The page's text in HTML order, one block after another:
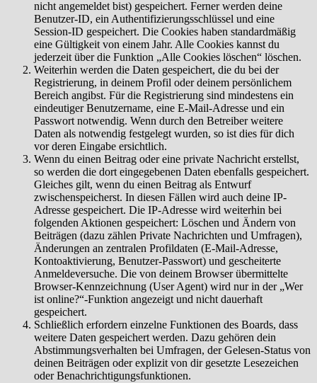
nicht angemeldet bist) gespeichert. Ferner werden deine
Benutzer-ID, ein Authentifizierungsschlüssel und eine
Session-ID gespeichert. Die Cookies haben standardmäßig
eine Gültigkeit von einem Jahr. Alle Cookies kannst du
jederzeit über die Funktion „Alle Cookies löschen“ löschen.
Weiterhin werden die Daten gespeichert, die du bei der
Registrierung, in deinem Profil oder deinem persönlichem
Bereich angibst. Für die Registrierung sind mindestens ein
eindeutiger Benutzername, eine E-Mail-Adresse und ein
Passwort notwendig. Wenn durch den Betreiber weitere
Daten als notwendig festgelegt wurden, so ist dies für dich
vor deren Eingabe ersichtlich.
Wenn du einen Beitrag oder eine private Nachricht erstellst,
so werden die dort eingegebenen Daten ebenfalls gespeichert.
Gleiches gilt, wenn du einen Beitrag als Entwurf
zwischenspeicherst. In diesen Fällen wird auch deine IP-
Adresse gespeichert. Die IP-Adresse wird weiterhin bei
folgenden Aktionen gespeichert: Löschen und Ändern von
Beiträgen (dazu zählen Private Nachrichten und Umfragen),
Änderungen an zentralen Profildaten (E-Mail-Adresse,
Kontoaktivierung, Benutzer-Passwort) und gescheiterte
Anmeldeversuche. Die von deinem Browser übermittelte
Browser-Kennzeichnung (User Agent) wird nur in der „Wer
ist online?“-Funktion angezeigt und nicht dauerhaft
gespeichert.
Schließlich erfordern einzelne Funktionen des Boards, dass
weitere Daten gespeichert werden. Dazu gehören dein
Abstimmungsverhalten bei Umfragen, der Gelesen-Status von
deinen Beiträgen oder explizit von dir gesetzte Lesezeichen
oder Benachrichtigungsfunktionen.